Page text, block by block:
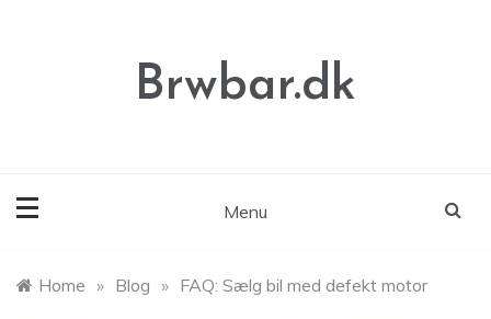
Brwbar.dk
Menu
Home » Blog » FAQ: Sælg bil med defekt motor